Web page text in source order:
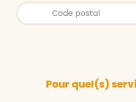
Store locator global -
Rechercher
Pour quel(s)